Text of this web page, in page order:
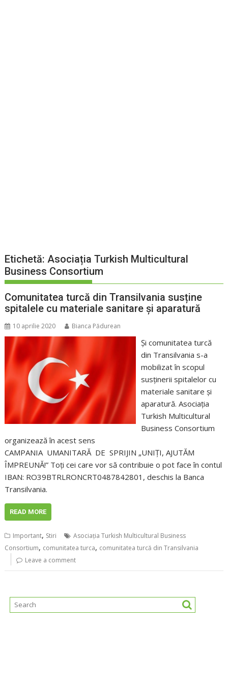
Etichetă:Asociația Turkish Multicultural
Business Consortium
Comunitatea turcă din Transilvania susține
spitalele cu materiale sanitare și aparatură
10 aprilie 2020 Bianca Pădurean
Și comunitatea turcă
din Transilvania s-a
mobilizat în scopul
susținerii spitalelor cu
materiale sanitare și
aparatură. Asociația
Turkish Multicultural
Business Consortium
organizează în acest sens
CAMPANIA UMANITARĂ DE SPRIJIN „UNIȚI, AJUTĂM
ÎMPREUNĂ!” Toți cei care vor să contribuie o pot face în contul
IBAN: RO39BTRLRONCRT0487842801, deschis la Banca
Transilvania.
READ MORE
Important, Stiri
Asociația Turkish Multicultural Business
Consortium, comunitatea turca, comunitatea turcă din Transilvania
Leave a comment